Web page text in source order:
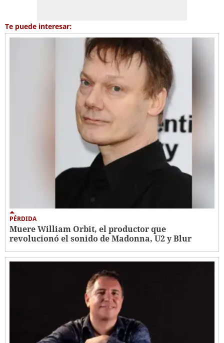
Te puede interesar:
PÉRDIDA
Muere William Orbit, el productor que
revolucionó el sonido de Madonna, U2 y Blur